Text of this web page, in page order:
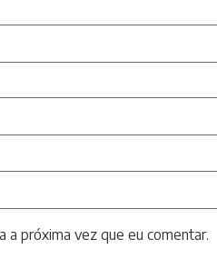
a próxima vez que eu comentar.